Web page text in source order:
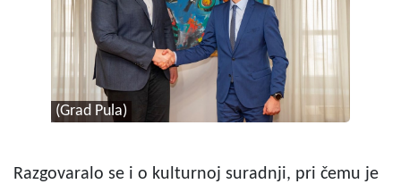
(Grad Pula)
Razgovaralo se i o kulturnoj suradnji, pri čemu je